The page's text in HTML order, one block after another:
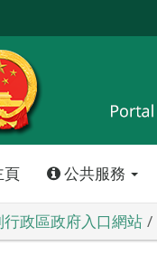
公共服務
政區政府入口網站